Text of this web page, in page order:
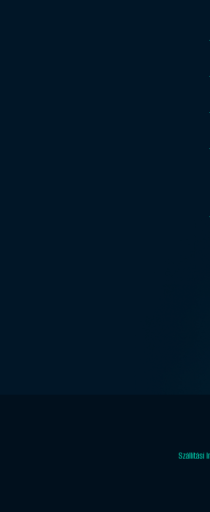
Szállítási